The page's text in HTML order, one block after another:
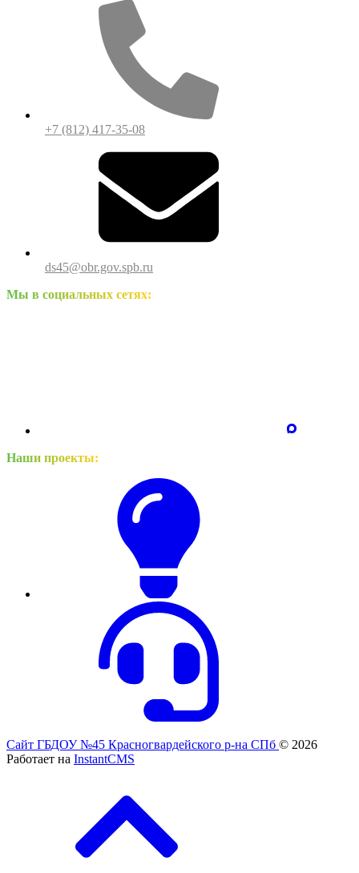
+7 (812) 417-35-08
ds45@obr.gov.spb.ru
Мы в социальных сетях:
Наши проекты:
Сайт ГБДОУ №45 Красногвардейского р-на СПб © 2026
Работает на InstantCMS